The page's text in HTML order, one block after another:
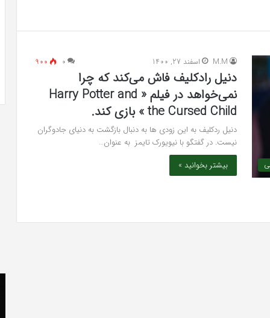
M.M اسفند 27, 1400 ۰ 900
دنیل رادکلیف فاش می‌کند که چرا
نمی‌خواهد در فیلم « Harry Potter and
the Cursed Child » بازی کند.
دنیل ردکلیف به این زودی ها به دنبال بازگشت به دنیای جادوگران
نیست. در گفتگو با نیویورک تایمز به عنوان…
بیشتر بخوانید »
شایعه‌های اخیر؛
دادگاه می‌دهم»
می‌شود؟
تشخیص سندرم پرادر-ویلی چگونه انجام
می‌شود؟